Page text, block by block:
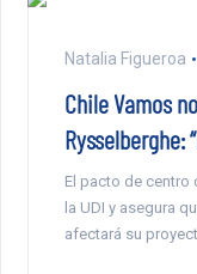
Natalia Figueroa
Chile Vamos
Rysselberghe:
El pacto de centro
la UDI y asegura
afectará su